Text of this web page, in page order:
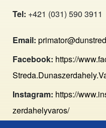
Tel: +421 (031) 590 3911
Email:
Facebook: https://
Instagram: https://
zerdahelyvaros/